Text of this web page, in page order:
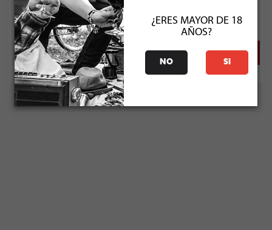
Normal: $34.990
Stock: 50+¿ERES MAYOR DE 18
AÑOS?
NO SI